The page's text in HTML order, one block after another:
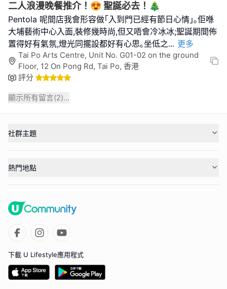
二人浪漫晚餐推介！😍 聖誕必去！🎄
Pentola 呢間店我會形容做｢入到門已經有節日心情｣｡佢喺
大埔藝術中心入面,裝修幾時尚,但又唔會冷冰冰;聖誕期間佈
置得好有氣氛,燈光同擺設都好有心思｡坐低之... 更多
Tai Po Arts Centre, Unit No. G01-02 on the ground
Floor, 12 On Pong Rd, Tai Po, 香港
評分
顯示所有留言(2)...
社群主題
熱門地點
下載 U Lifestyle應用程式